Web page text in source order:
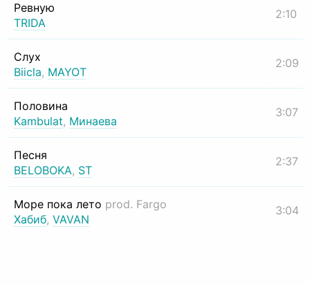
Ревную
TRIDA
2:10
Слух
Biicla, MAYOT
2:09
Половина
Kambulat, Минаева
3:07
Песня
BELOBOKA, ST
2:37
Море пока лето prod. Fargo
Хабиб, VAVAN
3:04